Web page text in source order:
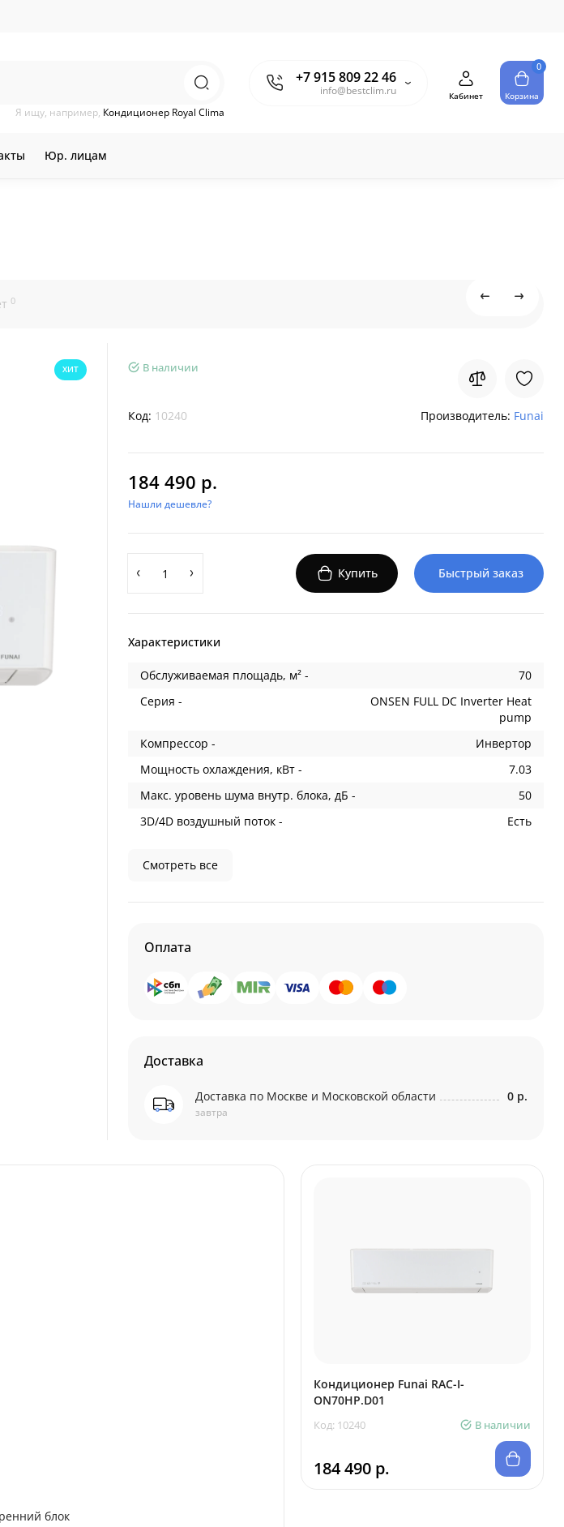
+7 915 809 22 46
info@bestclim.ru
Я ищу, например, Кондиционер Royal Clima
Кабинет
0
Корзина
Юр. лицам
0
ХИТ В наличии
Код: 10240 Производитель: Funai
184 490 р.
Нашли дешевле?
Купить Быстрый заказ
Характеристики
Обслуживаемая площадь, м² -
70
Серия -
ONSEN FULL DC Inverter Heat
pump
Компрессор -
Инвертор
Мощность охлаждения, кВт -
7.03
Макс. уровень шума внутр. блока, дБ -
50
3D/4D воздушный поток -
Есть
Смотреть все
Оплата
Доставка
Доставка по Москве и Московской области
завтра
0 р.
блок
Кондиционер Funai RAC-I-
ON70HP.D01
Код: 10240 В наличии
184 490 р.